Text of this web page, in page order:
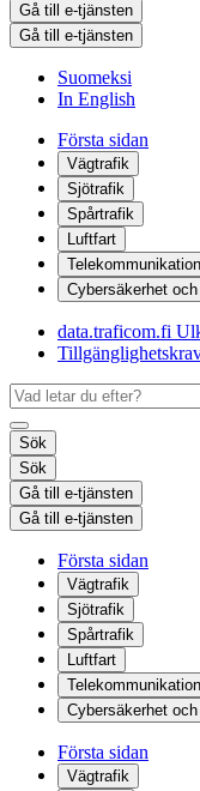
Gå till e-tjänsten
Gå till e-tjänsten
Suomeksi
In English
Första sidan
Vägtrafik
Sjötrafik
Spårtrafik
Luftfart
Telekommunikation
Cybersäkerhet och
data.traficom.fi
Sök
Sök
Gå till e-tjänsten
Gå till e-tjänsten
Första sidan
Vägtrafik
Sjötrafik
Spårtrafik
Luftfart
Telekommunikation
Cybersäkerhet och
Första sidan
Vägtrafik